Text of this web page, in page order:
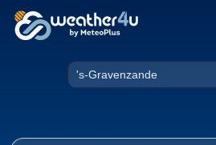
Neerslag in 's-